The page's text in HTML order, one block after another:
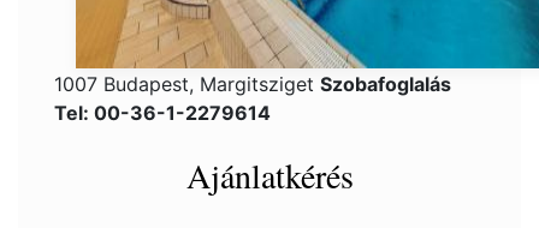
1007 Budapest, Margitsziget Szobafoglalás
Tel: 00-36-1-2279614
Ajánlatkérés